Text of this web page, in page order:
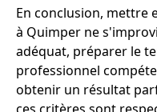
En conclusion, mettre
à Quimper ne
adéquat, préparer le
professionnel
obtenir un résultat